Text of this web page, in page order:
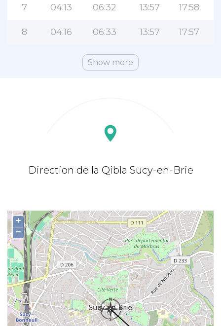
7 04:13 06:32 13:57 17:58
8 04:16 06:33 13:57 17:57
Show more
Direction de la Qibla Sucy-en-Brie
+
−